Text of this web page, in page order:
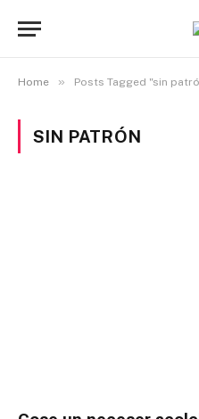
Home » Posts Tagged "sin
SIN PATRÓN